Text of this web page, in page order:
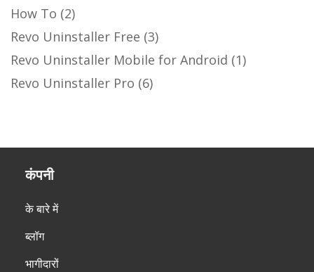
How To (2)
Revo Uninstaller Free (3)
Revo Uninstaller Mobile for Android (1)
Revo Uninstaller Pro (6)
कंपनी
के बारे में
ब्लॉग
भागीदारों